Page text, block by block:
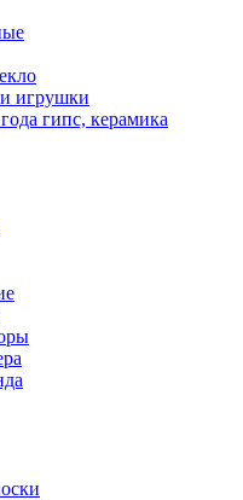
игрушки
гипс, керамика